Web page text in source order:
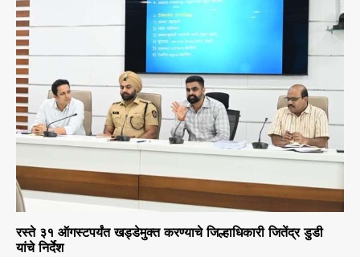
रस्ते ३१ ऑगस्टपर्यंत खड्डेमुक्त करण्याचे जिल्हाधिकारी जितेंद्र डुडी
यांचे निर्देश